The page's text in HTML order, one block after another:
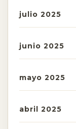
julio 2025
junio 2025
mayo 2025
abril 2025